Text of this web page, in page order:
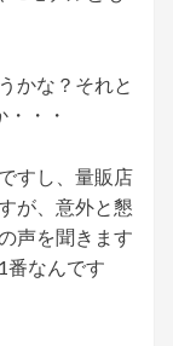
かな？それと
・・
すし、量販店
が、意外と懇
声を聞きます
番なんです